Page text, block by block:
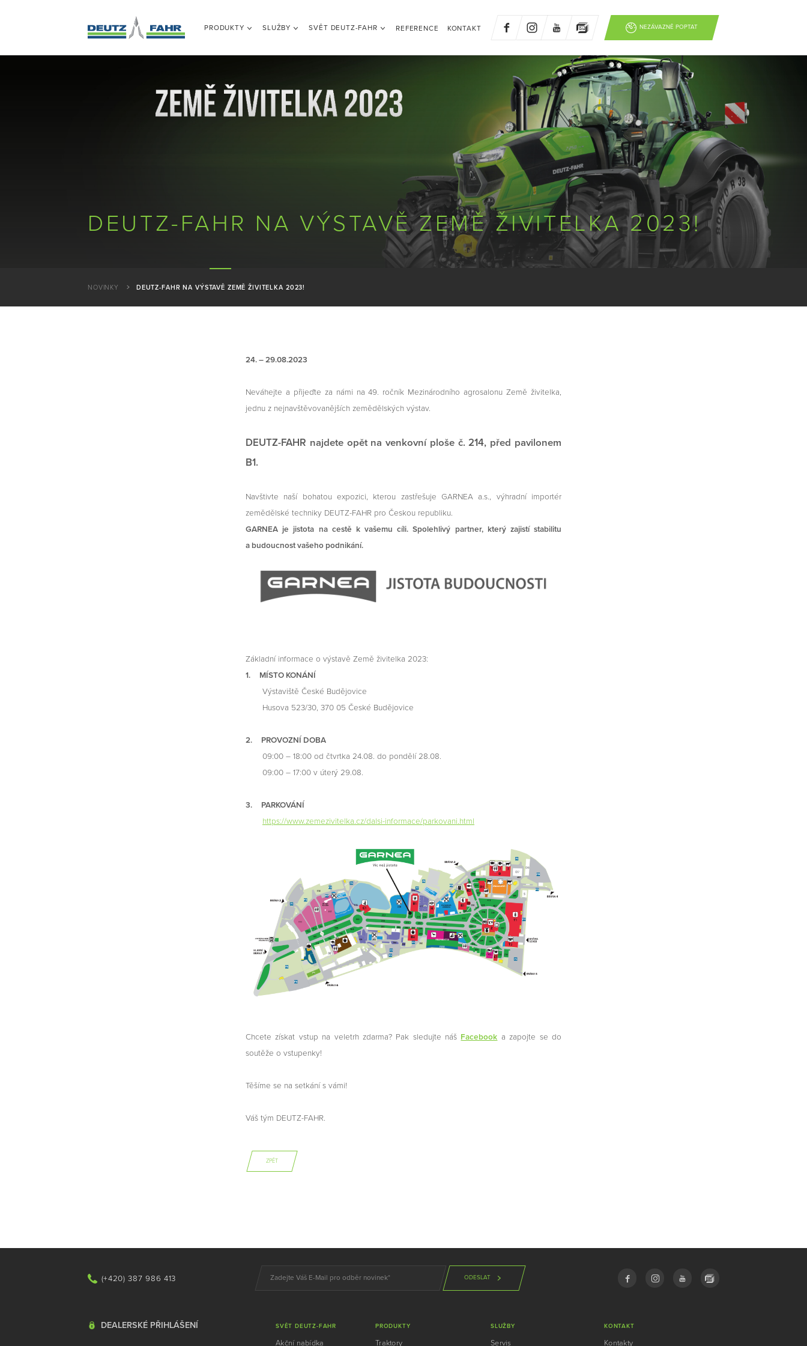
PRODUKTY SLUŽBY SVĚT DEUTZ-FAHR REFERENCE KONTAKT NEZÁVAZNĚ POPTAT
DEUTZ-FAHR NA VÝSTAVĚ ZEMĚ ŽIVITELKA 2023!
NOVINKY DEUTZ-FAHR NA VÝSTAVĚ ZEMĚ ŽIVITELKA 2023!
24. – 29.08.2023
Neváhejte a přijeďte za námi na 49. ročník Mezinárodního agrosalonu Země živitelka,
jednu z nejnavštěvovanějších zemědělských výstav.
DEUTZ-FAHR najdete opět na venkovní ploše č. 214, před pavilonem
B1.
Navštivte naší bohatou expozici, kterou zastřešuje GARNEA a.s., výhradní importér
zemědělské techniky DEUTZ-FAHR pro Českou republiku.
GARNEA je jistota na cestě k vašemu cíli. Spolehlivý partner, který zajistí stabilitu
a budoucnost vašeho podnikání.
Základní informace o výstavě Země živitelka 2023:
1. MÍSTO KONÁNÍ
Výstaviště České Budějovice
Husova 523/30, 370 05 České Budějovice
2. PROVOZNÍ DOBA
09:00 – 18:00 od čtvrtka 24.08. do pondělí 28.08.
09:00 – 17:00 v úterý 29.08.
3. PARKOVÁNÍ
https://www.zemezivitelka.cz/dalsi-informace/parkovani.html
Chcete získat vstup na veletrh zdarma? Pak sledujte náš Facebook a zapojte se do
soutěže o vstupenky!
Těšíme se na setkání s vámi!
Váš tým DEUTZ-FAHR.
ZPĚT
(+420) 387 986 413 ODESLAT
DEALERSKÉ PŘIHLÁŠENÍ SVĚT DEUTZ-FAHR
Akční nabídka
PRODUKTY
Traktory
SLUŽBY
Servis
KONTAKT
Kontakty